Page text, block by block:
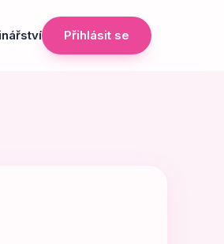
Přihlásit se